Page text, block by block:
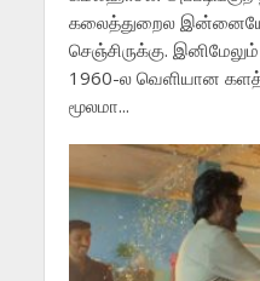
கலைத்துறைல
செஞ்சிருக்கு.
1960-ல வெளியான
மூலமா...